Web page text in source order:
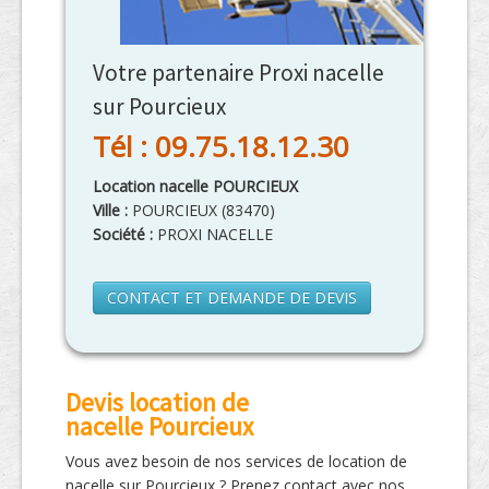
Votre partenaire Proxi nacelle
sur Pourcieux
Tél : 09.75.18.12.30
Location nacelle POURCIEUX
Ville : POURCIEUX (83470)
Société : PROXI NACELLE
CONTACT ET DEMANDE DE DEVIS
Devis location de
nacelle Pourcieux
Vous avez besoin de nos services de location de